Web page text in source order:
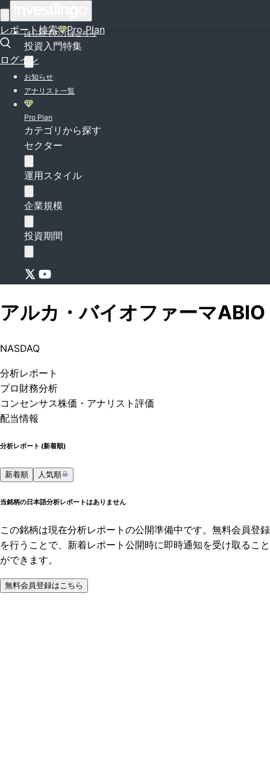
レポート検索 Pro Plan
ログイン
はじめての方はこちら
投資入門特集
お知らせ
アナリスト一覧
Pro Plan
カテゴリから探す
セクター
運用スタイル
企業規模
投資期間
アルカ・バイオファーマABIO
NASDAQ
分析レポート
プロ 財務分析
コンセンサス株価 ・アナリスト評価
配当情報
分析レポート (新着順)
新着順 人気順
当銘柄の日本語分析レポートはありません
この銘柄は現在分析レポートの公開準備中です。無料会員登録
を行うことで、新着レポート公開時に即時通知を受け取ること
ができます。
無料会員登録はこちら